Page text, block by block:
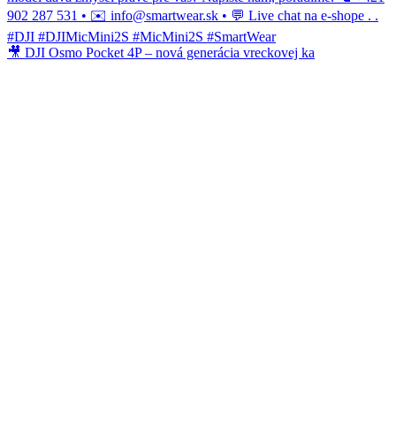
🎥 DJI Osmo Pocket 4P – nová generácia vreckovej ka